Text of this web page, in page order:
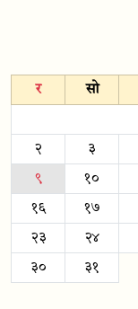
र सो
२ ३
९ १०
१६ १७
२३ २४
३० ३१